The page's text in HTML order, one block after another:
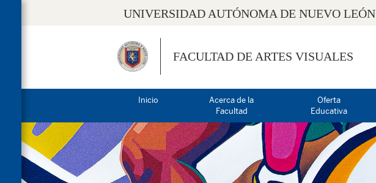
UNIVERSIDAD AUTÓNOMA DE NUEVO LEÓN
FACULTAD DE ARTES VISUALES
Inicio
Acerca de la
Facultad
Oferta
Educativa